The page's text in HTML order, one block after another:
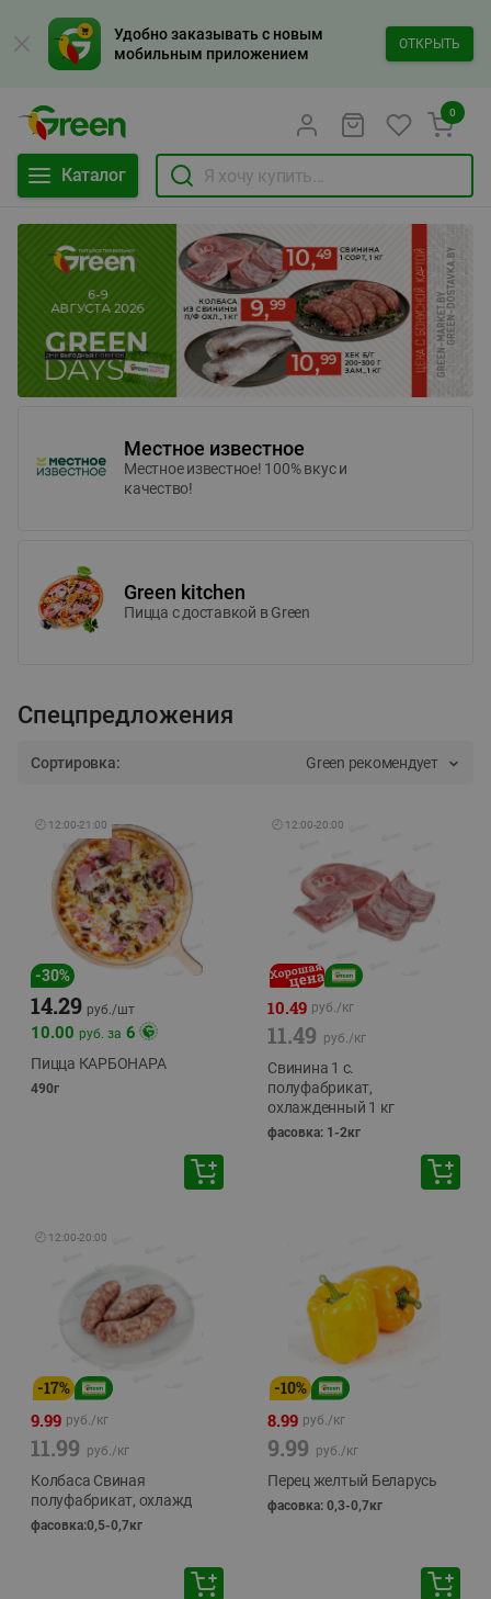
Удобно заказывать с новым
мобильным приложением
ОТКРЫТЬ
Каталог
0
Местное известное
Местное известное! 100% вкус и
качество!
Green kitchen
Пицца c доставкой в Green
Спецпредложения
Сортировка: Green рекомендует
🕘 12:00-21:00
-30%
14.29 руб./шт
10.00 руб. за 6
Пицца КАРБОНАРА
490г
🕘 12:00-20:00
10.49 руб./кг
11.49 руб./кг
Свинина 1 с.
полуфабрикат,
охлажденный 1 кг
фасовка: 1-2кг
🕘 12:00-20:00
-17%
9.99 руб./кг
11.99 руб./кг
Колбаса Свиная
полуфабрикат, охлажд
фасовка:0,5-0,7кг
-10%
8.99 руб./кг
9.99 руб./кг
Перец желтый Беларусь
фасовка: 0,3-0,7кг